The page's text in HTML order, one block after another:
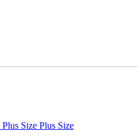
Plus Size Plus Size